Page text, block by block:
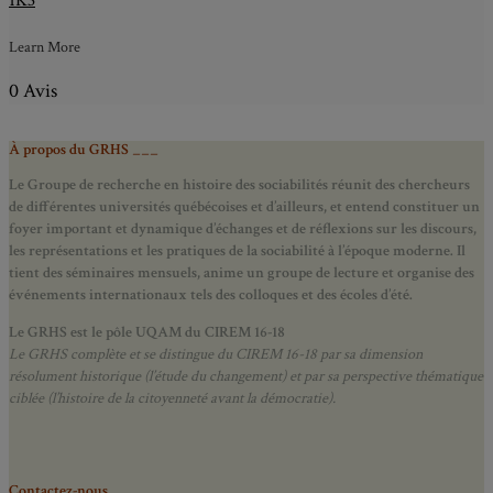
Learn More
0 Avis
À propos du GRHS ___
Le Groupe de recherche en histoire des sociabilités réunit des chercheurs
de différentes universités québécoises et d’ailleurs, et entend constituer un
foyer important et dynamique d’échanges et de réflexions sur les discours,
les représentations et les pratiques de la sociabilité à l’époque moderne. Il
tient des séminaires mensuels, anime un groupe de lecture et organise des
événements internationaux tels des colloques et des écoles d’été.
Le GRHS est le pôle UQAM du CIREM 16-18
Le GRHS complète et se distingue du CIREM 16-18 par sa dimension
résolument historique (l’étude du changement) et par sa perspective thématique
ciblée (l’histoire de la citoyenneté avant la démocratie).